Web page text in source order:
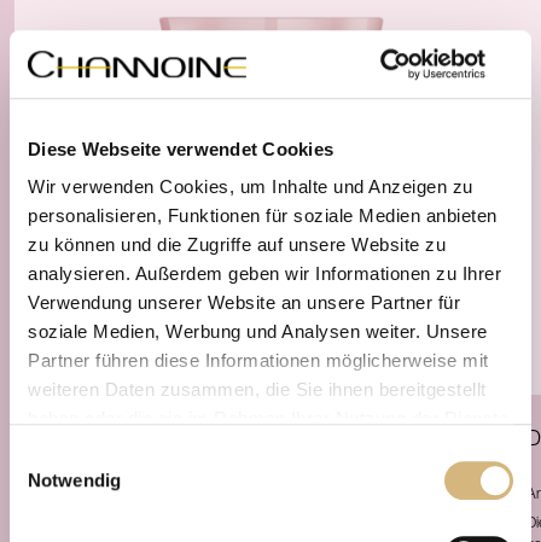
Diese Webseite verwendet Cookies
Wir verwenden Cookies, um Inhalte und Anzeigen zu
personalisieren, Funktionen für soziale Medien anbieten
zu können und die Zugriffe auf unsere Website zu
analysieren. Außerdem geben wir Informationen zu Ihrer
Verwendung unserer Website an unsere Partner für
soziale Medien, Werbung und Analysen weiter. Unsere
Partner führen diese Informationen möglicherweise mit
weiteren Daten zusammen, die Sie ihnen bereitgestellt
und im
mehr darüber, wer wir sind, wie Sie uns
Notwendig
plus CBD
Artikelnr. 12502 · 60 ml